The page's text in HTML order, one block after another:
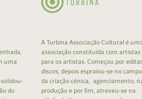
uma
do
A Turbina Associação Cultural é
associação constituída com artistas
para os artistas. Começou por editar
discos, depois espraiou-se no campo
da criação cénica, agenciamento,
produção e por fim, atreveu-se na